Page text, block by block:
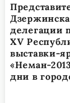
Дзержинска
делегации
XV
выставки-
«Неман-
дни в